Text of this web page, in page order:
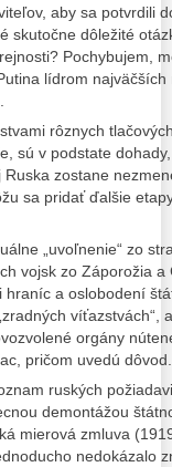
aby sa potvrdili
skutočne dôležité
Pochybujem,
lídrom
rôznych
sú v podstate
zostane
sa pridať ďalšie
„uvoľnenie“ zo
vojsk zo Záporožia
a oslobodení
víťazstvách“,
orgány
pričom uvedú dôvod.
ruských
demontážou
mierová zmluva
nedokázalo